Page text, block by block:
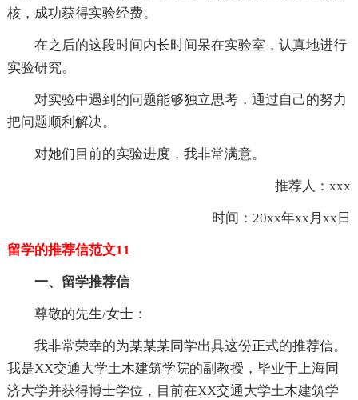
核，成功获得实验经费。
在之后的这段时间内长时间呆在实验室，认真地进行
实验研究。
对实验中遇到的问题能够独立思考，通过自己的努力
把问题顺利解决。
对她们目前的实验进度，我非常满意。
推荐人：xxx
时间：20xx年xx月xx日
留学的推荐信范文11
一、留学推荐信
尊敬的先生/女士：
我非常荣幸的为某某某同学出具这份正式的推荐信。
我是XX交通大学土木建筑学院的副教授，毕业于上海同
济大学并获得博士学位，目前在XX交通大学土木建筑学